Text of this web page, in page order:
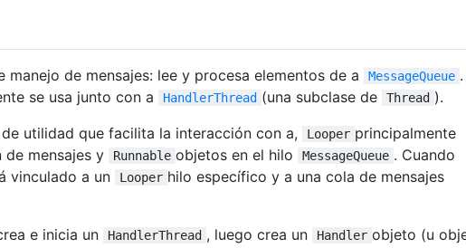
manejo de mensajes: lee y procesa elementos de a MessageQueue
se usa junto con a HandlerThread (una subclase de Thread ).
utilidad que facilita la interacción con a, Looper principalmente
mensajes y
Runnable objetos en el hilo MessageQueue . Cuando
vinculado a un Looper hilo específico y a una cola de mensajes
e inicia un
HandlerThread , luego crea un Handler objeto (u